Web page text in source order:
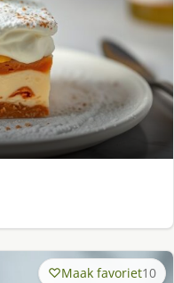
Maak favoriet10